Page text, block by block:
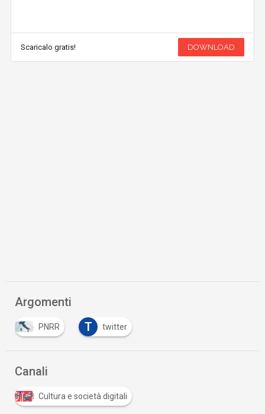
Scaricalo gratis! DOWNLOAD
Argomenti
PNRR T twitter
Canali
Cultura e società digitali